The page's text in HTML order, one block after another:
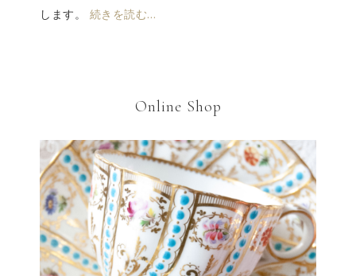
します。 続きを読む…
Online Shop